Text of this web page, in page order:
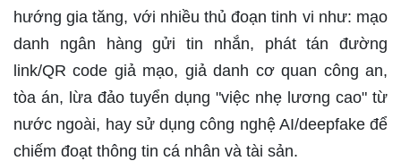
hướng gia tăng, với nhiều thủ đoạn tinh vi như: mạo
danh ngân hàng gửi tin nhắn, phát tán đường
link/QR code giả mạo, giả danh cơ quan công an,
tòa án, lừa đảo tuyển dụng "việc nhẹ lương cao" từ
nước ngoài, hay sử dụng công nghệ AI/deepfake để
chiếm đoạt thông tin cá nhân và tài sản.